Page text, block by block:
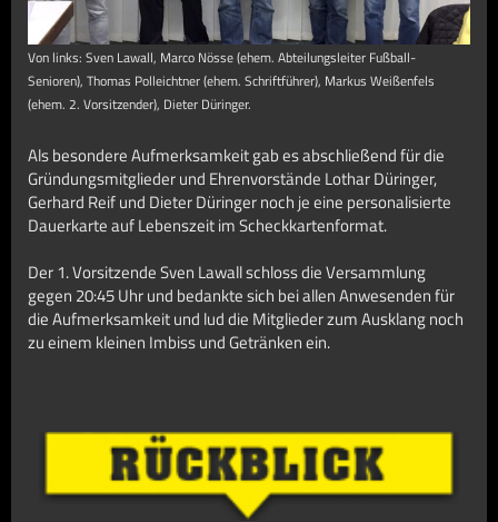
Von links: Sven Lawall, Marco Nösse (ehem. Abteilungsleiter Fußball-
Senioren), Thomas Polleichtner (ehem. Schriftführer), Markus Weißenfels
(ehem. 2. Vorsitzender), Dieter Düringer.
Als besondere Aufmerksamkeit gab es abschließend für die
Gründungsmitglieder und Ehrenvorstände Lothar Düringer,
Gerhard Reif und Dieter Düringer noch je eine personalisierte
Dauerkarte auf Lebenszeit im Scheckkartenformat.
Der 1. Vorsitzende Sven Lawall schloss die Versammlung
gegen 20:45 Uhr und bedankte sich bei allen Anwesenden für
die Aufmerksamkeit und lud die Mitglieder zum Ausklang noch
zu einem kleinen Imbiss und Getränken ein.